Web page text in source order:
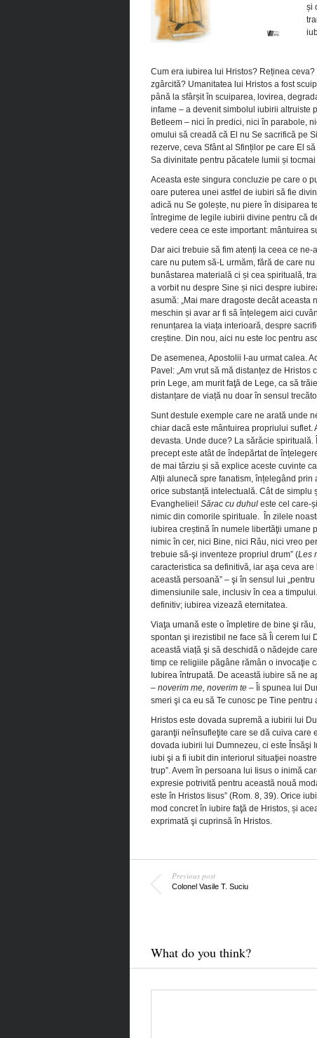
și
Cum era iubirea lui Hristos? Reținea
zgârcită? Umanitatea lui Hristos a fost
până la sfârșit în scuiparea, lovirea,
infame – a devenit simbolul iubirii altruiste
Betleem – nici în predici, nici în parabole,
omului să creadă că El nu Se sacrifică pe
rezerve, ceva Sfânt al Sfinților pe care El
Sa divinitate pentru păcatele lumii și
Aceasta este singura concluzie pe care o
oare puterea unei astfel de iubiri să fie
adică nu Se golește, nu piere în disiparea
întregime de legile iubirii divine pentru că
vedere ceea ce este important: mântuirea
Dar aici trebuie să fim atenți la ceea ce
care nu putem să-L urmăm, fără de care
bunăstarea materială ci și cea spirituală,
a vorbit nu despre Sine și nici despre
asumă: „Mai mare dragoste decât aceasta
meschin și avar ar fi să înțelegem aici
renunțarea la viața interioară, despre
creștine. Din nou, aici nu este loc pentru
De asemenea, Apostolii I-au urmat calea.
Pavel: „Am vrut să mă distanțez de Hristos
prin Lege, am murit faţă de Lege, ca să
distanțare de viață nu doar în sensul
Sunt destule exemple care ne arată unde
chiar dacă este mântuirea propriului suflet.
devasta. Unde duce? La sărăcie
precept este atât de îndepărtat de
de mai târziu și să explice aceste cuvinte
Alții alunecă spre fanatism, înțelegând
orice substanță intelectuală. Cât de simplu
Evangheliei! Sărac cu duhuleste cel care-
nimic din comorile spirituale. În zilele
iubirea creștină în numele libertăţii umane
nimic în cer, nici Bine, nici Rău, nici vreo
trebuie să-şi inventeze propriul drum” (Les
caracteristica sa definitivă, iar aşa ceva
această persoană” – şi în sensul lui
dimensiunile sale, inclusiv în cea a
definitiv; iubirea vizează eternitatea.
Viaţa umană este o împletire de bine şi
spontan şi irezistibil ne face să Îi cerem lui
această viață şi să deschidă o nădejde
timp ce religiile păgâne rămân o invocaţie
Iubirea întrupată. De această iubire să ne
– noverim me, noverim te– Îi spunea lui
smeri şi ca eu să Te cunosc pe Tine pentru
Hristos este dovada supremă a iubirii lui
garanţii neînsufleţite care se dă cuiva care
dovada iubirii lui Dumnezeu, ci este Însăşi
iubi şi a fi iubit din interiorul situaţiei
trup”. Avem în persoana lui Iisus o inimă
expresie potrivită pentru această nouă
este în Hristos Iisus” (Rom. 8, 39). Orice
mod concret în iubire faţă de Hristos, și
exprimată şi cuprinsă în Hristos.
Previous post
Colonel Vasile T. Suciu
What do you think?